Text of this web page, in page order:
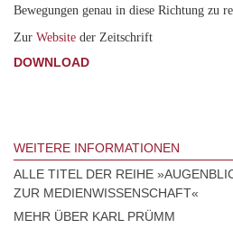
Bewegungen genau in diese Richtung zu
Zur Website der Zeitschrift
DOWNLOAD
WEITERE INFORMATIONEN
ALLE TITEL DER REIHE
ZUR MEDIENWISSENSCHAFT«
MEHR ÜBER KARL PRÜMM